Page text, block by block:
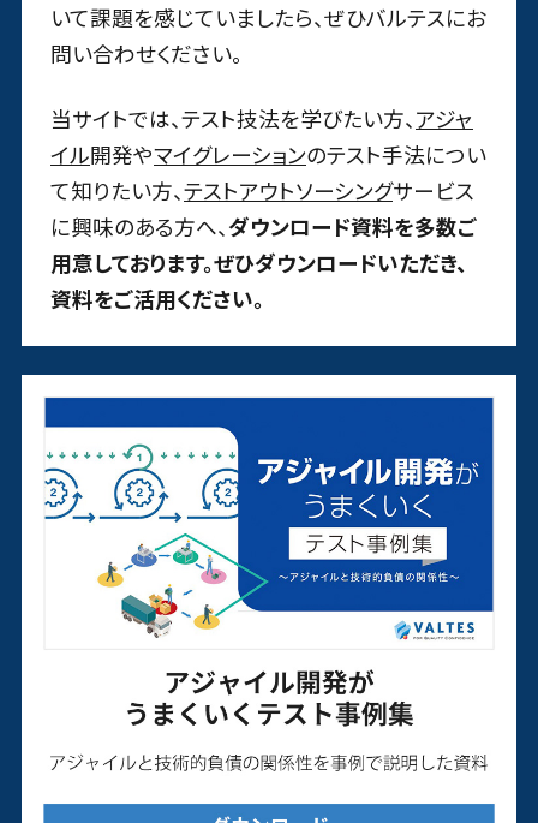
いて課題を感じていましたら、ぜひバルテスにお
問い合わせください。
当サイトでは、テスト技法を学びたい方、アジャ
イル開発やマイグレーションのテスト手法につい
て知りたい方、テストアウトソーシングサービス
に興味のある方へ、ダウンロード資料を多数ご
用意しております。ぜひダウンロードいただき、
資料をご活用ください。